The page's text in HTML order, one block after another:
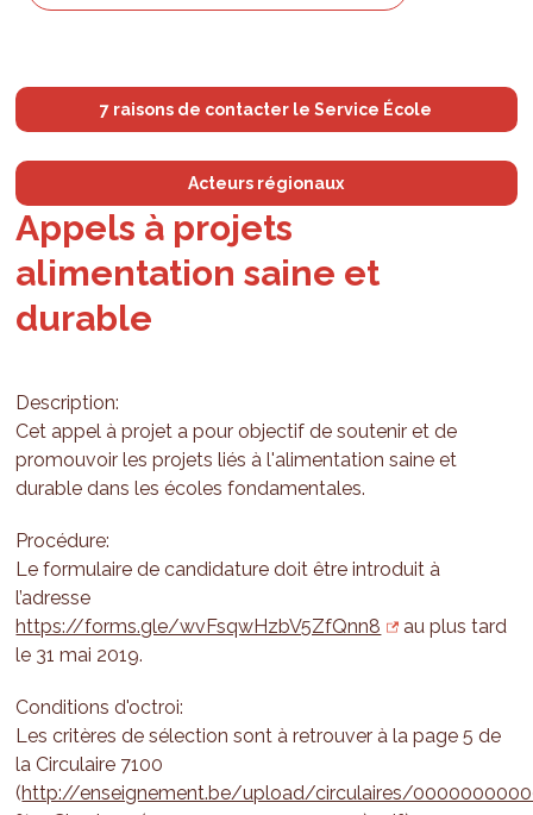
7 raisons de contacter le Service École
Acteurs régionaux
Appels à projets
alimentation saine et
durable
Description:
Cet appel à projet a pour objectif de soutenir et de
promouvoir les projets liés à l'alimentation saine et
durable dans les écoles fondamentales.
Procédure:
Le formulaire de candidature doit être introduit à
l’adresse
https://forms.gle/wvFsqwHzbV5ZfQnn8
au plus tard
le 31 mai 2019.
Conditions d'octroi:
Les critères de sélection sont à retrouver à la page 5 de
la Circulaire 7100
(http://enseignement.be/upload/circulaires/